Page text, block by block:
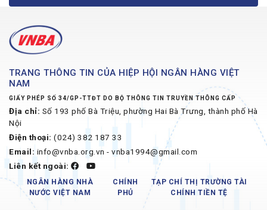
TRANG THÔNG TIN CỦA HIỆP HỘI NGÂN HÀNG VIỆT
NAM
GIẤY PHÉP SỐ 34/GP-TTĐT DO BỘ THÔNG TIN TRUYỀN THÔNG CẤP
Địa chỉ: Số 193 phố Bà Triệu, phường Hai Bà Trưng, thành phố Hà
Nội
Điện thoại: (024) 382 187 33
Email: info@vnba.org.vn - vnba1994@gmail.com
Liên kết ngoài:
NGÂN HÀNG NHÀ
NƯỚC VIỆT NAM
CHÍNH
PHỦ
TẠP CHÍ THỊ TRƯỜNG TÀI
CHÍNH TIỀN TỆ